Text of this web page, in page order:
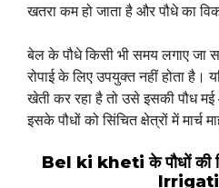
खतरा कम हो जाता है और पौधे का
बेल के पौधे किसी भी समय लगाए जा
रोपाई के लिए उपयुक्त नहीं होता है।
खेती कर रहा है तो उसे इसकी पौध मई
इसके पौधों को सिंचित क्षेत्रों में मार्च
Bel ki kheti के पौधों की